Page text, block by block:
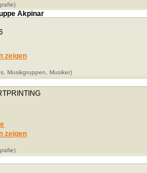
Akpinar
zeigen
Musikgruppen, Musiker)
zeigen